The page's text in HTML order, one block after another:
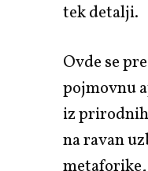
tek detalji.
Ovde se
pojmovnu
iz
na ravan